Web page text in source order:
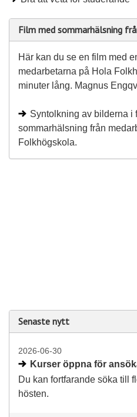
Film med sommarhälsning
Här kan du se en film med
medarbetarna på Hola
minuter lång. Magnus
Syntolkning av bilderna i
sommarhälsning från
Folkhögskola.
Senaste nytt
2026-06-30
Kurser öppna för
Du kan fortfarande söka till
hösten.